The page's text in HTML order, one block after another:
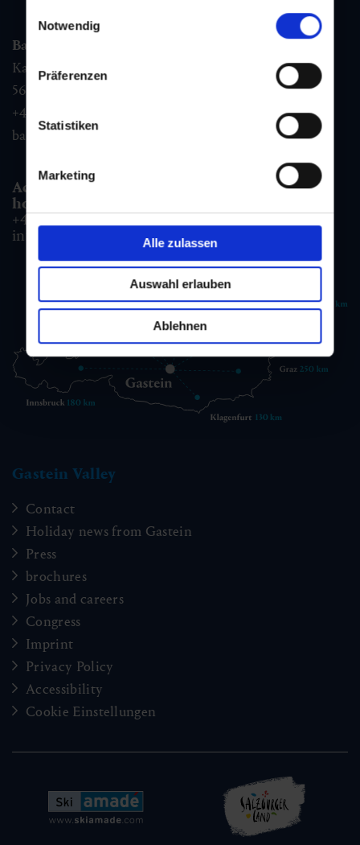
Nutzung der Dienste gesammelt haben.
Notwendig
Präferenzen
Statistiken
Marketing
Alle zulassen
Auswahl erlauben
Ablehnen
Bad Gastein
Kaiser Franz Josefstr. 27,
5640
+43 6432 3393 560
badgastein@gastein.com
Accommodation information & Booking
hotline:
+43 6432 3393 990
info@gastein.com
Gastein Valley
Contact
Holiday news from Gastein
Press
brochures
Jobs and careers
Congress
Imprint
Privacy Policy
Accessibility
Cookie Einstellungen